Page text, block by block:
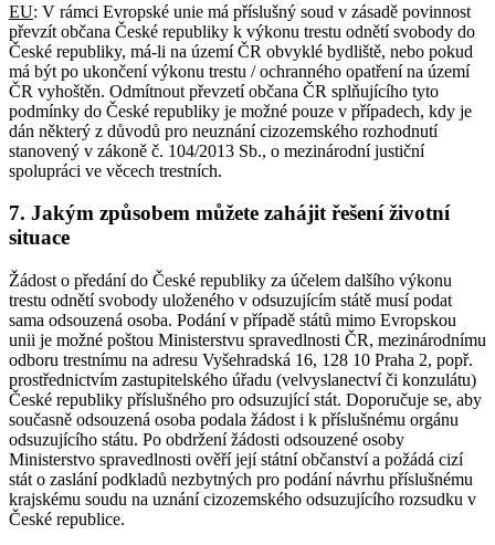
EU: V rámci Evropské unie má příslušný soud v zásadě povinnost
převzít občana České republiky k výkonu trestu odnětí svobody do
České republiky, má-li na území ČR obvyklé bydliště, nebo pokud
má být po ukončení výkonu trestu / ochranného opatření na území
ČR vyhoštěn. Odmítnout převzetí občana ČR splňujícího tyto
podmínky do České republiky je možné pouze v případech, kdy je
dán některý z důvodů pro neuznání cizozemského rozhodnutí
stanovený v zákoně č. 104/2013 Sb., o mezinárodní justiční
spolupráci ve věcech trestních.
7. Jakým způsobem můžete zahájit řešení životní
situace
Žádost o předání do České republiky za účelem dalšího výkonu
trestu odnětí svobody uloženého v odsuzujícím státě musí podat
sama odsouzená osoba. Podání v případě států mimo Evropskou
unii je možné poštou Ministerstvu spravedlnosti ČR, mezinárodnímu
odboru trestnímu na adresu Vyšehradská 16, 128 10 Praha 2, popř.
prostřednictvím zastupitelského úřadu (velvyslanectví či konzulátu)
České republiky příslušného pro odsuzující stát. Doporučuje se, aby
současně odsouzená osoba podala žádost i k příslušnému orgánu
odsuzujícího státu. Po obdržení žádosti odsouzené osoby
Ministerstvo spravedlnosti ověří její státní občanství a požádá cizí
stát o zaslání podkladů nezbytných pro podání návrhu příslušnému
krajskému soudu na uznání cizozemského odsuzujícího rozsudku v
České republice.